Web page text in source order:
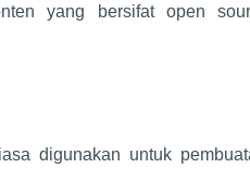
yang bersifat open
digunakan untuk